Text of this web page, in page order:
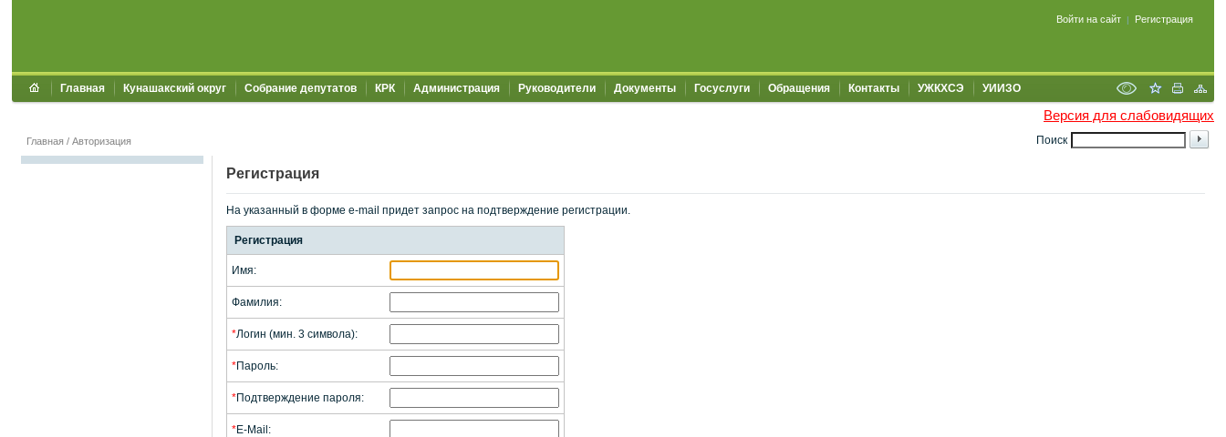
Войти на сайт | Регистрация
Главная Кунашакский округ Собрание депутатов КРК Администрация Руководители Документы Госуслуги Обращения Контакты УЖКХСЭ УИИЗО
Версия для слабовидящих
Поиск
Главная / Авторизация
Регистрация
На указанный в форме e-mail придет запрос на подтверждение регистрации.
Регистрация
Имя:
Фамилия:
*Логин (мин. 3 символа):
*Пароль:
*Подтверждение пароля:
*E-Mail: